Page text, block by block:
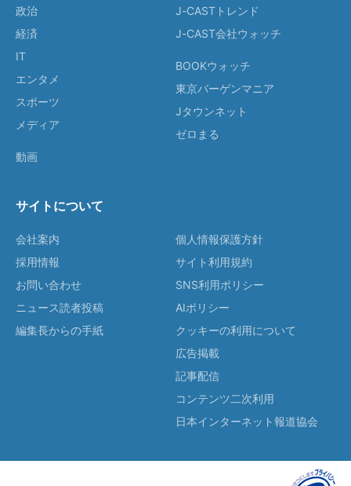
政治
経済
IT
エンタメ
スポーツ
メディア
動画
J-CASTトレンド
J-CAST会社ウォッチ
BOOKウォッチ
東京バーゲンマニア
Jタウンネット
ゼロまる
サイトについて
会社案内
採用情報
お問い合わせ
ニュース読者投稿
編集長からの手紙
個人情報保護方針
サイト利用規約
SNS利用ポリシー
AIポリシー
クッキーの利用について
広告掲載
記事配信
コンテンツ二次利用
日本インターネット報道協会